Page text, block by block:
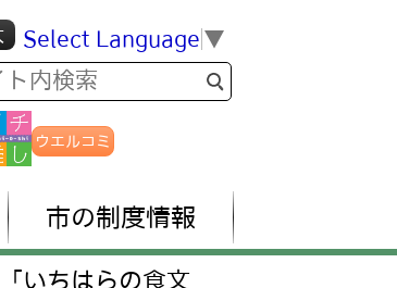
Select Language ▼
ウエルコミ
市の制度情報
いちはらの食文